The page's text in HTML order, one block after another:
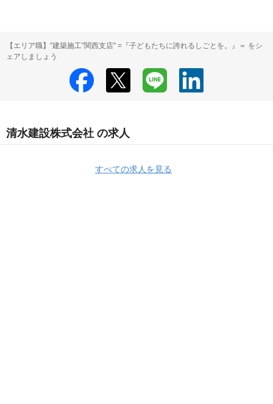
【エリア職】″建築施工″関西支店" =『子どもたちに誇れるしごとを。』＝ をシ
ェアしましょう
清水建設株式会社 の求人
すべての求人を見る